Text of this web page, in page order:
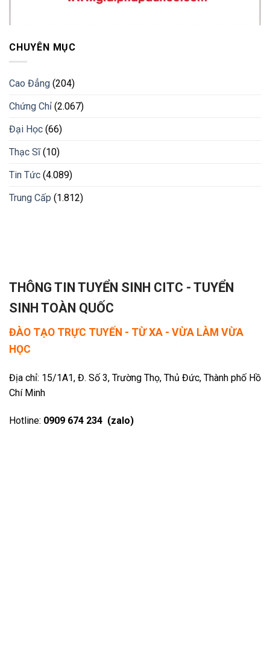
CHUYÊN MỤC
Cao Đẳng (204)
Chứng Chỉ (2.067)
Đại Học (66)
Thạc Sĩ(10)
Tin Tức (4.089)
Trung Cấp (1.812)
THÔNG TIN TUYỂN SINH CITC - TUYỂN
SINH TOÀN QUỐC
ĐÀO TẠO TRỰC TUYẾN - TỪ XA - VỪA LÀM VỪA
HỌC
Địa chỉ: 15/1A1, Đ. Số 3, Trường Thọ, Thủ Đức, Thành phố Hồ
Chí Minh
Hotline: 0909 674 234 (zalo)